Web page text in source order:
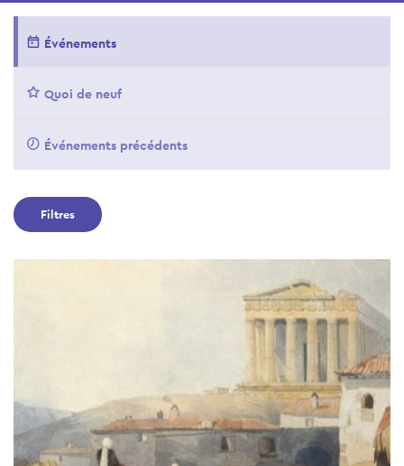
Événements
Quoi de neuf
Événements précédents
Filtres